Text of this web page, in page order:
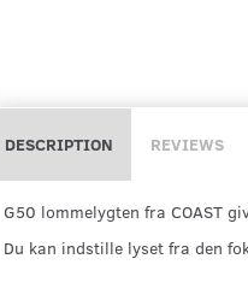
DESCRIPTION REVIEWS
G50 lommelygten fra COAST
Du kan indstille lyset fra den